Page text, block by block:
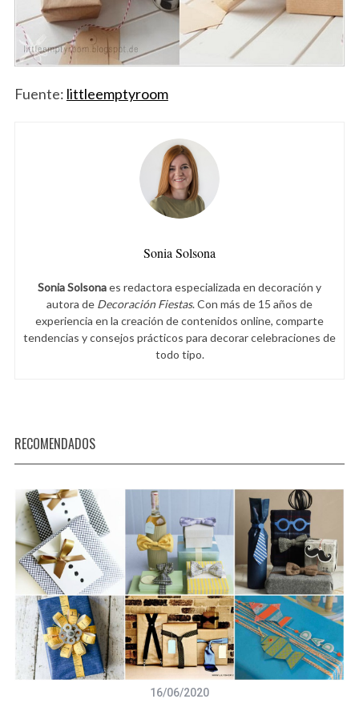
Fuente: littleemptyroom
Sonia Solsona
Sonia Solsonaes redactora especializada en decoración y
autora de Decoración Fiestas. Con más de 15 años de
experiencia en la creación de contenidos online, comparte
tendencias y consejos prácticos para decorar celebraciones de
todo tipo.
RECOMENDADOS
16/06/2020